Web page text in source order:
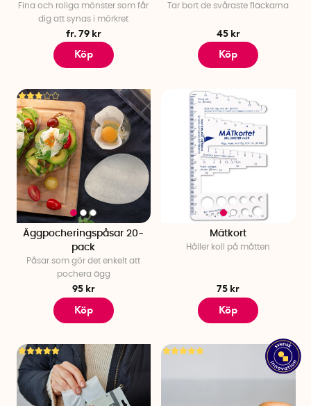
Fina och roliga mönster som får
dig att synas i mörkret
fr. 79 kr
Köp
Tar bort de svåraste fläckarna
45 kr
Köp
Äggpocheringspåsar 20-
pack
Påsar som gör det enkelt att
pochera ägg
95 kr
Köp
Mätkort
Håller koll på måtten
75 kr
Köp